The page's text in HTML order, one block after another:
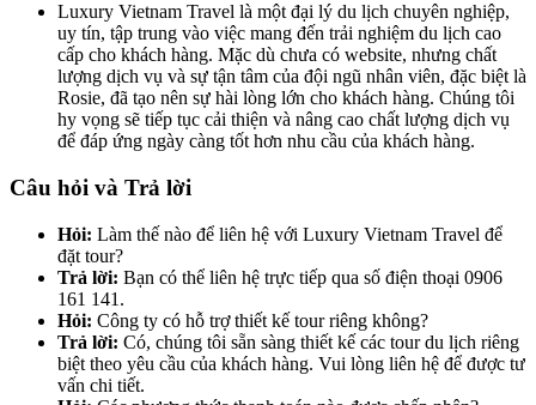
Luxury Vietnam Travel là một đại lý du lịch chuyên nghiệp,
uy tín, tập trung vào việc mang đến trải nghiệm du lịch cao
cấp cho khách hàng. Mặc dù chưa có website, nhưng chất
lượng dịch vụ và sự tận tâm của đội ngũ nhân viên, đặc biệt là
Rosie, đã tạo nên sự hài lòng lớn cho khách hàng. Chúng tôi
hy vọng sẽ tiếp tục cải thiện và nâng cao chất lượng dịch vụ
để đáp ứng ngày càng tốt hơn nhu cầu của khách hàng.
Câu hỏi và Trả lời
Hỏi: Làm thế nào để liên hệ với Luxury Vietnam Travel để
đặt tour?
Trả lời: Bạn có thể liên hệ trực tiếp qua số điện thoại 0906
161 141.
Hỏi: Công ty có hỗ trợ thiết kế tour riêng không?
Trả lời: Có, chúng tôi sẵn sàng thiết kế các tour du lịch riêng
biệt theo yêu cầu của khách hàng. Vui lòng liên hệ để được tư
vấn chi tiết.